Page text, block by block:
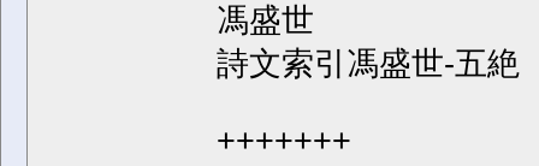
馮盛世
詩文索引馮盛世-五絶
+++++++